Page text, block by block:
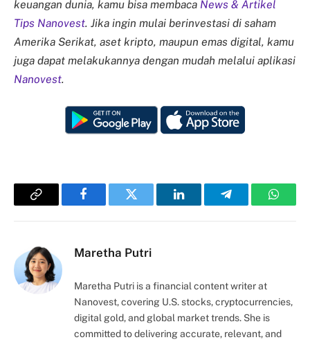
keuangan dunia, kamu bisa membaca News & Artikel
Tips Nanovest. Jika ingin mulai berinvestasi di saham
Amerika Serikat, aset kripto, maupun emas digital, kamu
juga dapat melakukannya dengan mudah melalui aplikasi
Nanovest.
Copy
FacebookTwitter LinkedInTelegram
Maretha Putri
Maretha Putri is a financial content writer at
Nanovest, covering U.S. stocks, cryptocurrencies,
digital gold, and global market trends. She is
committed to delivering accurate, relevant, and